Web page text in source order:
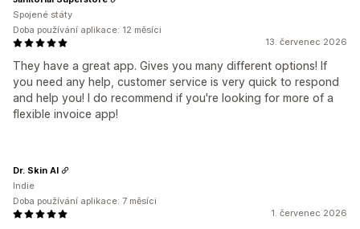
13. červenec 2026
They have a great app. Gives you many different options! If
you need any help, customer service is very quick to respond
and help you! I do recommend if you're looking for more of a
flexible invoice app!
Spojené státy
Doba používání aplikace: 12 měsíci
1. červenec 2026
Dr. Skin AI
Indie
Doba používání aplikace: 7 měsíci